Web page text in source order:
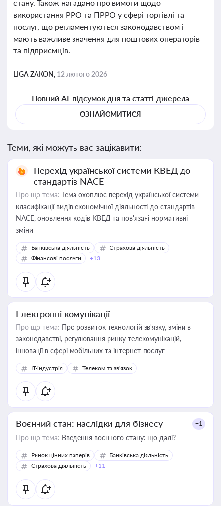
стану. Також нагадано про вимоги щодо
використання РРО та ПРРО у сфері торгівлі та
послуг, що регламентуються законодавством і
мають важливе значення для поштових операторів
та підприємців.
LIGA ZAKON, 12 лютого 2026
Повний AI-підсумок дня та статті-джерела
ОЗНАЙОМИТИСЯ
Теми, які можуть вас зацікавити:
Перехід української системи КВЕД до
стандартів NACE
Про що тема: Тема охоплює перехід української системи
класифікації видів економічної діяльності до стандартів
NACE, оновлення кодів КВЕД та пов'язані нормативні
зміни
Банківська діяльність
Страхова діяльність
Фінансові послуги
+13
Електронні комунікації
Про що тема: Про розвиток технологій зв'язку, зміни в
законодавстві, регулювання ринку телекомунікацій,
інновації в сфері мобільних та інтернет-послуг
IT-індустрія Телеком та зв'язок
Воєнний стан: наслідки для бізнесу +1
Про що тема: Введення воєнного стану: що далі?
Ринок цінних паперів
Банківська діяльність
Страхова діяльність
+11